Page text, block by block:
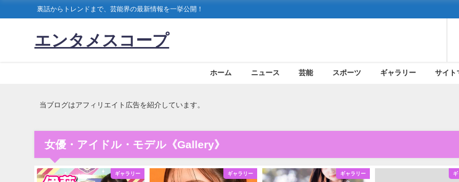
裏話からトレンドまで、芸能界の最新情報を一挙公開！
エンタメスコープ
ホーム ニュース 芸能 スポーツ ギャラリー サイト
当ブログはアフィリエイト広告を紹介しています。
女優・アイドル・モデル《Gallery》
ギャラリー ギャラリー ギャラリー ギ